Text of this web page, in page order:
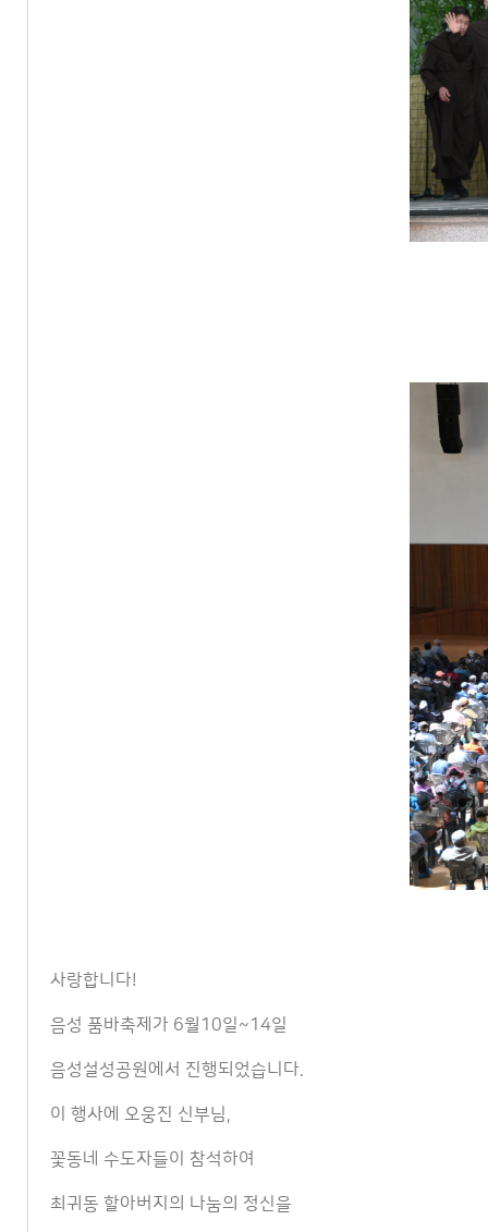
사랑합니다!
음성 품바축제가 6월10일~14일
음성설성공원에서 진행되었습니다.
이 행사에 오웅진 신부님,
꽃동네 수도자들이 참석하여
최귀동 할아버지의 나눔의 정신을